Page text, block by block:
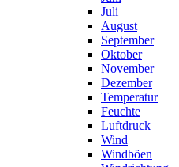
Juli
August
September
Oktober
November
Dezember
Temperatur
Feuchte
Luftdruck
Wind
Windböen